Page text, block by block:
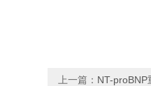
上一篇： NT-proBNP